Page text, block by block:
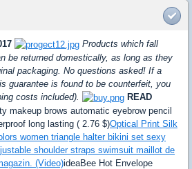
Products which fall
be returned domestically, as long as they
packaging. No questions asked! If a
guarantee is found to be counterfeit, you
costs included).
READ
makeup brows automatic eyebrow pencil
long lasting ( 2.76 $)Optical Print Silk
women triangle halter bikini set sexy
shoulder straps swimsuit maillot de
(Video)ideaBee Hot Envelope